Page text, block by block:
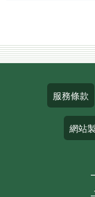
服務條款
網站